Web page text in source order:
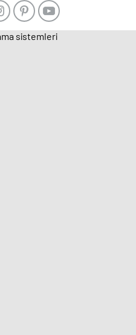
sistemleri